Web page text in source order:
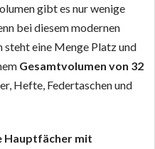
gibt es nur wenige
bei diesem modernen
eine Menge Platz und
Gesamtvolumen von 32
Hefte, Federtaschen und
Hauptfächer mit